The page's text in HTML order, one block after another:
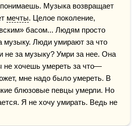
Музыка возвращает
мечты. Целое поколение,
басом... Людям просто
музыку. Люди умирают за что
не за музыку? Умри за нее. Она
не хочешь умереть за что—
мне надо было умереть. В
блюзовые певцы умерли. Но
Я не хочу умирать. Ведь не